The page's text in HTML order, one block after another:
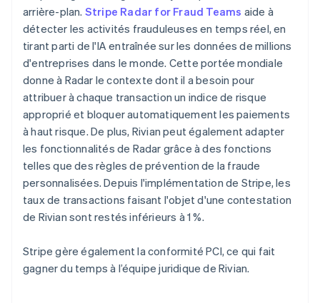
arrière-plan. Stripe Radar for Fraud Teams aide à
détecter les activités frauduleuses en temps réel, en
tirant parti de l'IA entraînée sur les données de millions
d'entreprises dans le monde. Cette portée mondiale
donne à Radar le contexte dont il a besoin pour
attribuer à chaque transaction un indice de risque
approprié et bloquer automatiquement les paiements
à haut risque. De plus, Rivian peut également adapter
les fonctionnalités de Radar grâce à des fonctions
telles que des règles de prévention de la fraude
personnalisées. Depuis l'implémentation de Stripe, les
taux de transactions faisant l'objet d'une contestation
de Rivian sont restés inférieurs à 1 %.
Stripe gère également la conformité PCI, ce qui fait
gagner du temps à l’équipe juridique de Rivian.